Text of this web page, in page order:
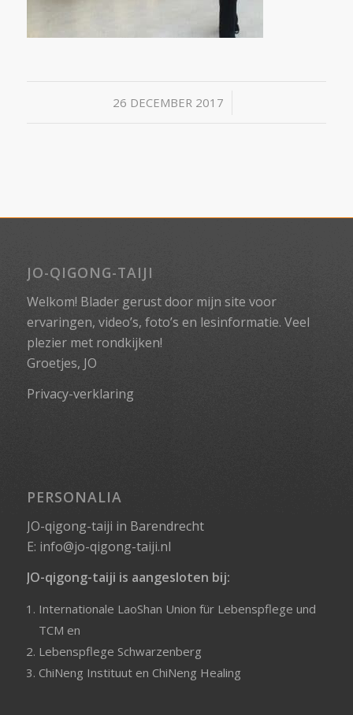
26 DECEMBER 2017
/
JO-QIGONG-TAIJI
Welkom! Blader gerust door mijn site voor
ervaringen, video’s, foto’s en lesinformatie. Veel
plezier met rondkijken!
Groetjes, JO
Privacy-verklaring
PERSONALIA
JO-qigong-taiji in Barendrecht
E: info@jo-qigong-taiji.nl
JO-qigong-taiji is aangesloten bij:
Internationale LaoShan Union für Lebenspflege und
TCM en
Lebenspflege Schwarzenberg
ChiNeng Instituuten ChiNeng Healing